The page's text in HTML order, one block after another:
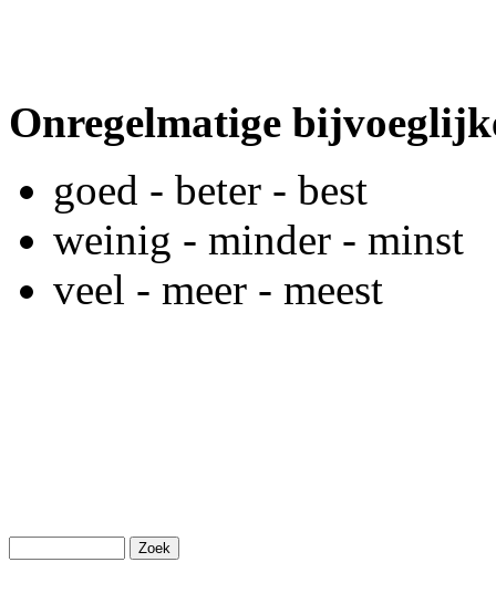
Onregelmatige
goed - beter - best
weinig - minder - minst
veel - meer - meest